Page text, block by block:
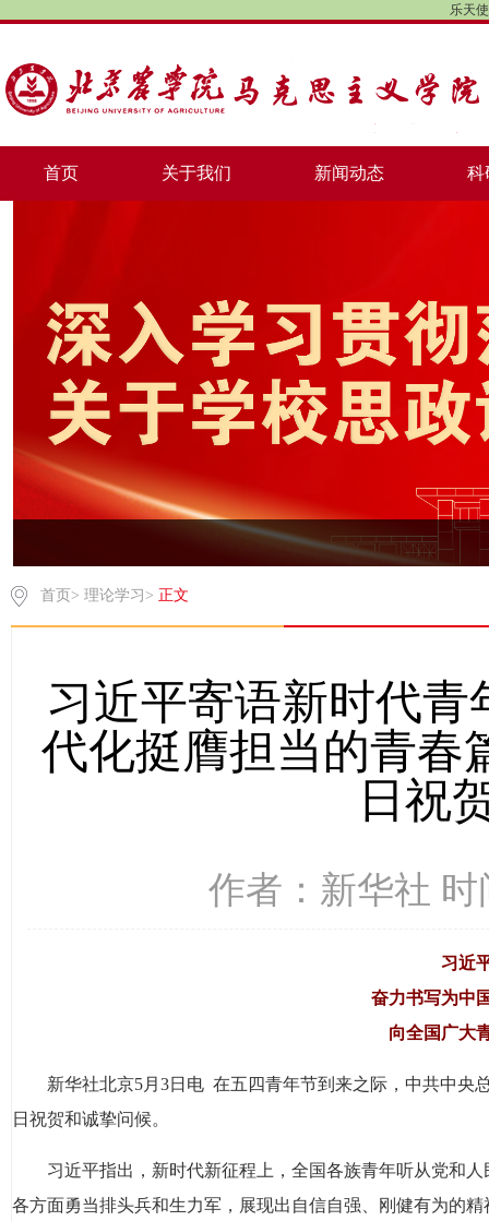
乐天
首页 关于我们 新闻动态 科
首页 > 理论学习 > 正文
习近平寄语新时代
代化挺膺担当的青春
日祝
作者：新华社 时
习近
奋力书写为中
向全国广大
新华社北京5月3日电 在五四青年节到来之际，中共中央
日祝贺和诚挚问候。
习近平指出，新时代新征程上，全国各族青年听从党和
各方面勇当排头兵和生力军，展现出自信自强、刚健有为的